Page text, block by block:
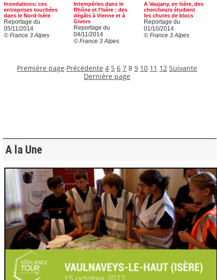
Inondations: ces
entreprises touchées
dans le Nord-Isère
Reportage du
05/11/2014
© France 3 Alpes
Intempéries dans le
Rhône et l'Isère : des
dégâts à Vienne et à
Givors
Reportage du
04/11/2014
© France 3 Alpes
A Vaujany, en Isère, des
chercheurs étudient
les chutes de blocs
Reportage du
01/10/2014
© France 3 Alpes
Première page Précédente 4 5 6 7 8 9 10 11 12 Suivante
Dernière page
A la Une